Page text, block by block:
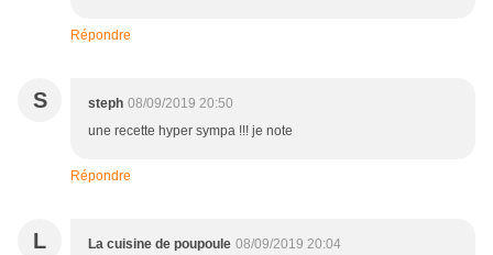
Répondre
S steph 08/09/2019 20:50
une recette hyper sympa !!! je note
Répondre
L La cuisine de poupoule 08/09/2019 20:04